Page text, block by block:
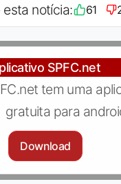
esta notícia: 61
SPFC.net
tem uma
gratuita para
Download